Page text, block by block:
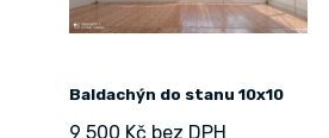
Baldachýn do stanu 10x10
9 500 Kč bez DPH